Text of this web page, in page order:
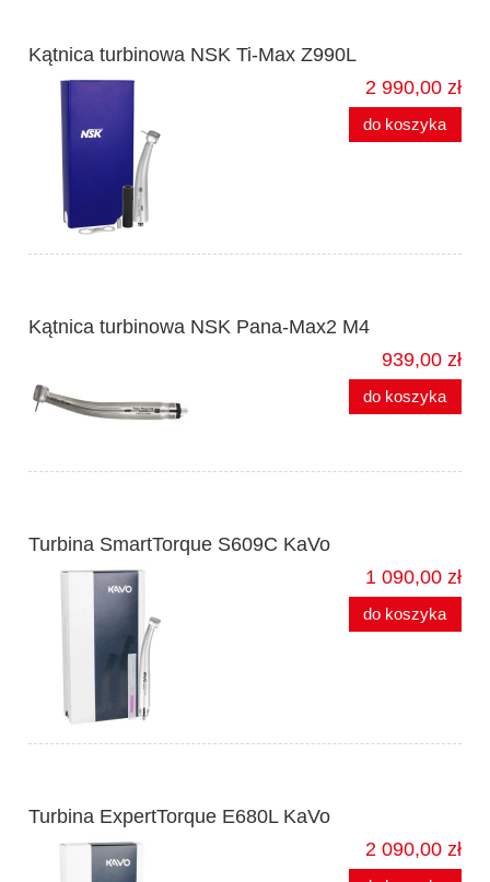
Kątnica turbinowa NSK Ti-Max Z990L
2 990,00 zł
do koszyka
Kątnica turbinowa NSK Pana-Max2 M4
939,00 zł
do koszyka
Turbina SmartTorque S609C KaVo
1 090,00 zł
do koszyka
Turbina ExpertTorque E680L KaVo
2 090,00 zł